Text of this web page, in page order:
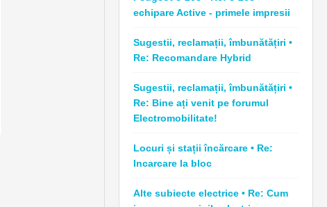
echipare Active - primele impresii
Sugestii, reclamații, îmbunătățiri •
Re: Recomandare Hybrid
Sugestii, reclamații, îmbunătățiri •
Re: Bine ați venit pe forumul
Electromobilitate!
Locuri și stații încărcare • Re:
Incarcare la bloc
Alte subiecte electrice • Re: Cum